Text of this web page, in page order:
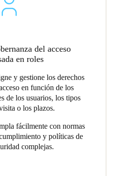
del acceso
en roles
y gestione los derechos
en función de los
de los usuarios, los tipos
o los plazos.
fácilmente con normas
y políticas de
complejas.